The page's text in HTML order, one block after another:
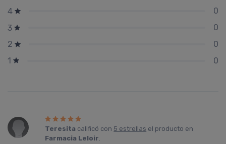
4
0
3
0
2
0
1
0
Teresita calificó con 5 estrellas el producto en
Farmacia Leloir.